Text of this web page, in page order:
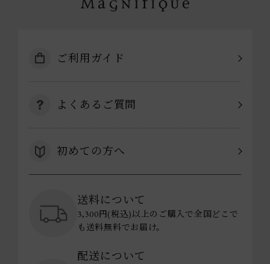
ご利用ガイド
よくあるご質問
初めての方へ
送料について
3,300円(税込)以上のご購入で全国どこで
も送料無料でお届け。
配送について